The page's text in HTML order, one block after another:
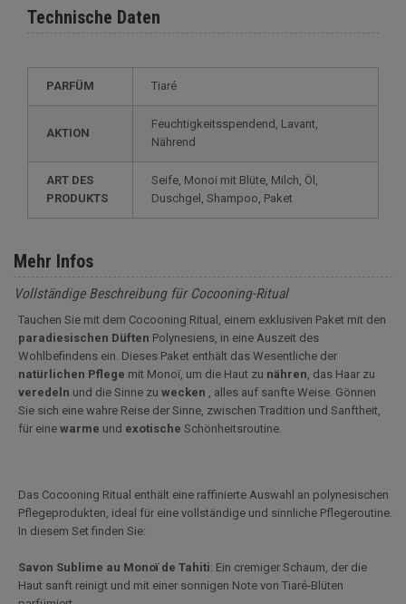
Technische Daten
PARFÜM Tiaré
AKTION
Feuchtigkeitsspendend, Lavant,
Nährend
ART DES
PRODUKTS
Seife, Monoi mit Blüte, Milch, Öl,
Duschgel, Shampoo, Paket
Mehr Infos
Vollständige Beschreibung für Cocooning-Ritual
Tauchen Sie mit dem Cocooning Ritual, einem exklusiven Paket mit den
paradiesischen Düften Polynesiens, in eine Auszeit des
Wohlbefindens ein. Dieses Paket enthält das Wesentliche der
natürlichen Pflege mit Monoï, um die Haut zu nähren, das Haar zu
veredeln und die Sinne zu wecken , alles auf sanfte Weise. Gönnen
Sie sich eine wahre Reise der Sinne, zwischen Tradition und Sanftheit,
für eine warme und exotische Schönheitsroutine.
Das Cocooning Ritual enthält eine raffinierte Auswahl an polynesischen
Pflegeprodukten, ideal für eine vollständige und sinnliche Pflegeroutine.
In diesem Set finden Sie:
Savon Sublime au Monoï de Tahiti: Ein cremiger Schaum, der die
Haut sanft reinigt und mit einer sonnigen Note von Tiaré-Blüten